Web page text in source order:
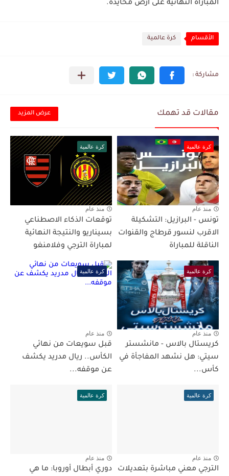
المباراة النهائية على أرض محايدة.
الأقسام كرة عالمية
مقالات قد تهمك عرض المزيد
كرة عالمية
منذ عام
تونس - البرازيل: التشكيلة
الاقرب لنسور قرطاج والقنوات
الناقلة للمباراة
كرة عالمية
منذ عام
توقعات الذكاء الاصطناعي
بسيناريو والنتيجة النهائية
لمباراة الترجي وفلامنغو
كرة عالمية
منذ عام
كريستال بالاس - مانشستر
سيتي: هل نشهد المفاجأة في
كأس...
كرة عالمية
منذ عام
قبل سويعات من نهائي
الكأس.. ريال مدريد يكشف
عن موقفه...
كرة عالمية
منذ عام
الترجي معني مباشرة بتعديلات
كرة عالمية
منذ عام
دوري أبطال أوروبا: ما هي